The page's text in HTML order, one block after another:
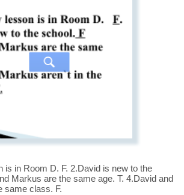
is in Room D. F. 2.David is new to the
Markus are the same age. T. 4.David and
same class. F.